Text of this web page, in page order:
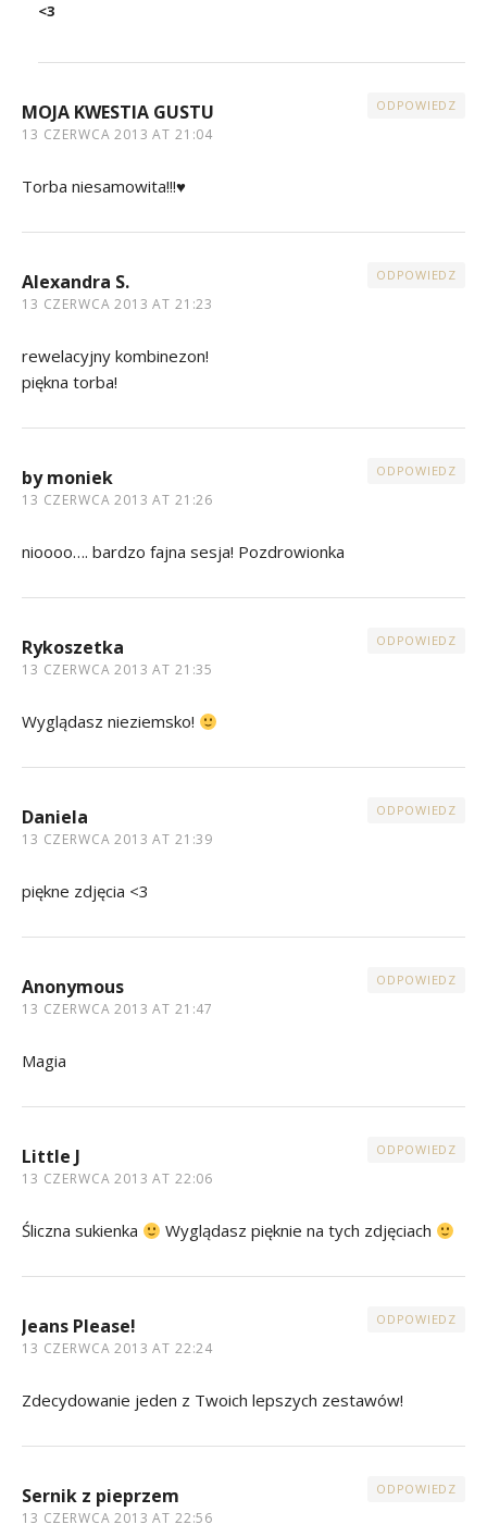
<3
MOJA KWESTIA GUSTU
13 CZERWCA 2013 AT 21:04
ODPOWIEDZ
Torba niesamowita!!!♥
Alexandra S.
13 CZERWCA 2013 AT 21:23
ODPOWIEDZ
rewelacyjny kombinezon!
piękna torba!
by moniek
13 CZERWCA 2013 AT 21:26
ODPOWIEDZ
nioooo…. bardzo fajna sesja! Pozdrowionka
Rykoszetka
13 CZERWCA 2013 AT 21:35
ODPOWIEDZ
Wyglądasz nieziemsko!
Daniela
13 CZERWCA 2013 AT 21:39
ODPOWIEDZ
piękne zdjęcia <3
Anonymous
13 CZERWCA 2013 AT 21:47
ODPOWIEDZ
Magia
Little J
13 CZERWCA 2013 AT 22:06
ODPOWIEDZ
Śliczna sukienka Wyglądasz pięknie na tych zdjęciach
Jeans Please!
13 CZERWCA 2013 AT 22:24
ODPOWIEDZ
Zdecydowanie jeden z Twoich lepszych zestawów!
Sernik z pieprzem
13 CZERWCA 2013 AT 22:56
ODPOWIEDZ